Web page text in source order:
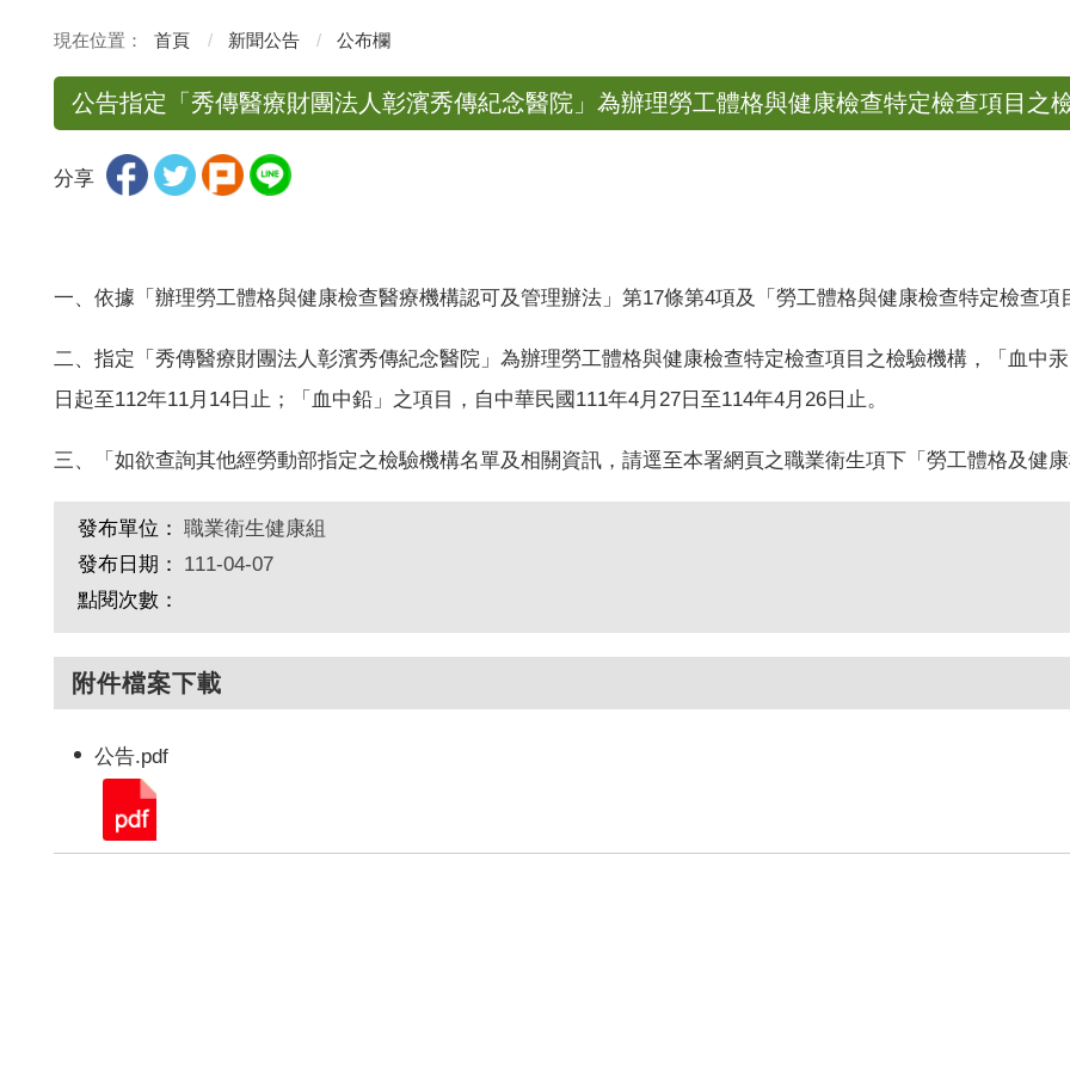
首頁 新聞公告 公布欄
公告指定「秀傳醫療財團法人彰濱秀傳紀念醫院」為辦理勞工體格與健康檢查特定檢查項目之
分享
一、依據「辦理勞工體格與健康檢查醫療機構認可及管理辦法」第17條第4項及「勞工體格與健康檢查特定檢查
二、指定「秀傳醫療財團法人彰濱秀傳紀念醫院」為辦理勞工體格與健康檢查特定檢查項目之檢驗機構，「血中
日起至112年11月14日止；「血中鉛」之項目，自中華民國111年4月27日至114年4月26日止。
三、「如欲查詢其他經勞動部指定之檢驗機構名單及相關資訊，請逕至本署網頁之職業衛生項下「勞工體格及健
發布單位： 職業衛生健康組
發布日期：
111-04-07
點閱次數：
附件檔案下載
公告.pdf